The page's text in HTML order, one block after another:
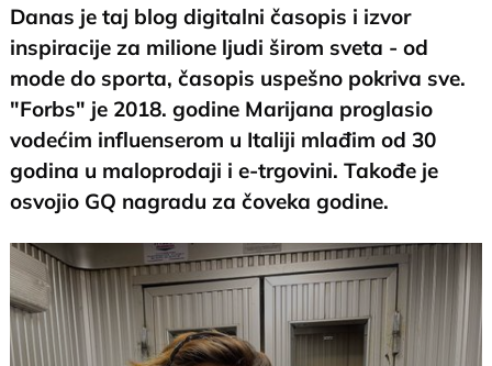
Danas je taj blog digitalni časopis i izvor
inspiracije za milione ljudi širom sveta - od
mode do sporta, časopis uspešno pokriva sve.
"Forbs" je 2018. godine Marijana proglasio
vodećim influenserom u Italiji mlađim od 30
godina u maloprodaji i e-trgovini. Takođe je
osvojio GQ nagradu za čoveka godine.